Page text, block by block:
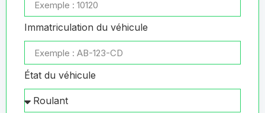
Immatriculation du véhicule
État du véhicule